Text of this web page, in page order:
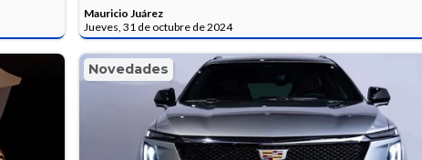
Mauricio Juárez
Jueves, 31 de octubre de 2024
Novedades